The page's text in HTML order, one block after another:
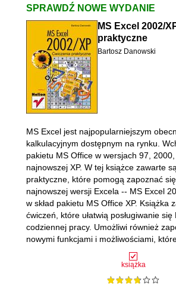
SPRAWDŹ NOWE WYDANIE
MS Excel 2002/
praktyczne
Bartosz Danowski
książka
MS Excel jest najpopularniejszym
kalkulacyjnym dostępnym na rynku.
pakietu MS Office w wersjach 97,
najnowszej XP. W tej książce zawarte
praktyczne, które pomogą zapoznać
najnowszej wersji Excela -- MS Excel
w skład pakietu MS Office XP. Książka
ćwiczeń, które ułatwią posługiwanie się
codziennej pracy. Umożliwi również
nowymi funkcjami i możliwościami,